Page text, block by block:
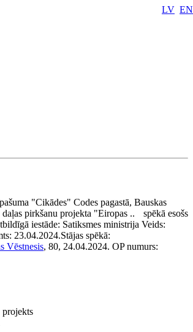
LV EN
"Cikādes" Codes pagastā, Bauskas
daļas pirkšanu projekta "Eiropas ..
spēkā esošs
iestāde: Satiksmes ministrija Veids:
23.04.2024.Stājas spēkā:
Vēstnesis, 80, 24.04.2024. OP numurs:
projekts